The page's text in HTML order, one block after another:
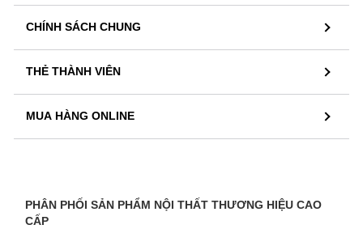
CHÍNH SÁCH CHUNG
THẺ THÀNH VIÊN
MUA HÀNG ONLINE
PHÂN PHỐI SẢN PHẨM NỘI THẤT THƯƠNG HIỆU CAO
CẤP